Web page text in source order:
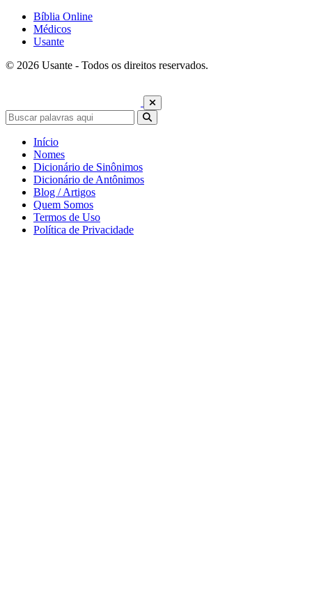
Bíblia Online
Médicos
Usante
© 2026 Usante - Todos os direitos reservados.
Início
Nomes
Dicionário de Sinônimos
Dicionário de Antônimos
Blog / Artigos
Quem Somos
Termos de Uso
Política de Privacidade